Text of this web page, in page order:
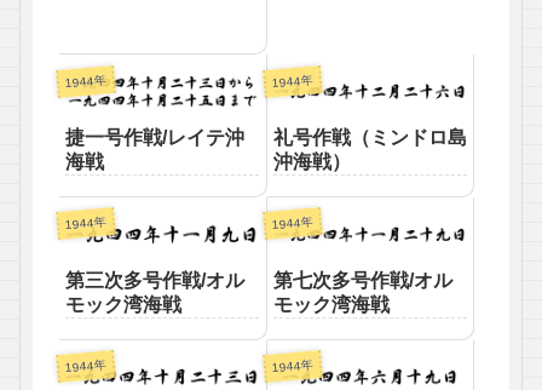
1944年
捷一号作戦/レイテ沖
海戦
1944年
礼号作戦（ミンドロ島
沖海戦）
1944年
第三次多号作戦/オル
モック湾海戦
1944年
第七次多号作戦/オル
モック湾海戦
1944年 1944年